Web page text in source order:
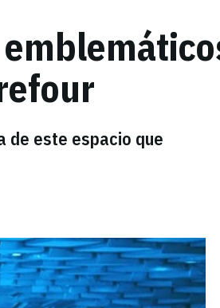
de este espacio que